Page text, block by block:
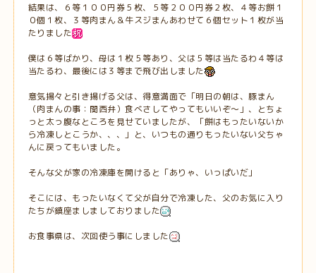
結果は、６等１００円券５枚、５等２００円券２枚、４等お餅１
０個１枚、３等肉まん＆牛スジまんあわせて６個セット１枚が当
たりました
僕は６等ばかり、母は１枚５等あり、父は５等は当たるわ４等は
当たるわ、最後には３等まで飛び出しました
意気揚々と引き揚げる父は、得意満面で「明日の朝は、豚まん
（肉まんの事：関西弁）食べさしてやってもいいぞ～」、とちょ
っと太っ腹なところを見せていましたが、「餅はもったいないか
ら冷凍しとこうか、、、」と、いつもの通りもったいない父ちゃ
んに戻ってもいました。
そんな父が家の冷凍庫を開けると「ありゃ、いっぱいだ」
そこには、もったいなくて父が自分で冷凍した、父のお気に入り
たちが鎮座ましましておりました
お食事県は、次回使う事にしました